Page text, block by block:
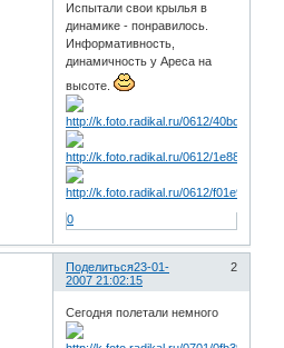
Испытали свои крылья в
динамике - понравилось.
Информативность,
динамичность у Ареса на
высоте.
0
Поделиться 2
23-01-
2007 21:02:15
Сегодня полетали немного